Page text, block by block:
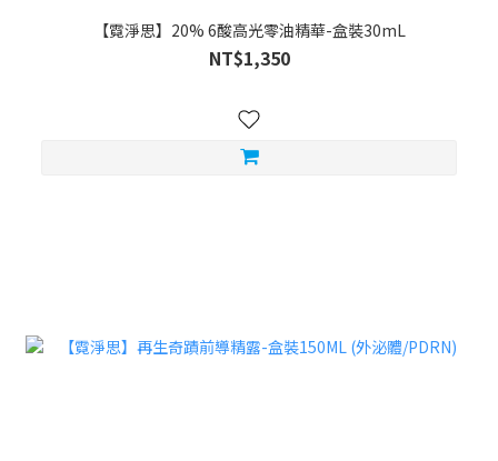
【霓淨思】20% 6酸高光零油精華-盒裝30mL
NT$1,350